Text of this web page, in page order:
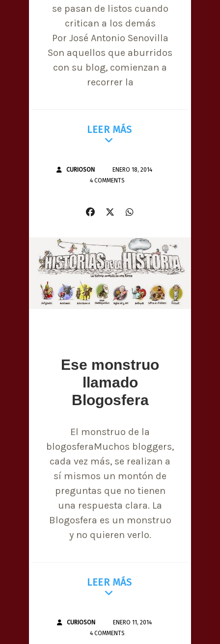
se pasan de listos cuando
critican a los demás
Por José Antonio Senovilla
Son aquellos que aburridos
con su blog, comienzan a
recorrer la
LEER MÁS
CURIOSON
ENERO 18, 2014
4 COMMENTS
Ese monstruo
llamado
Blogosfera
El monstruo de la
blogosferaMuchos bloggers,
cada vez más, se realizan a
sí mismos un montón de
preguntas que no tienen
una respuesta clara. La
Blogosfera es un monstruo
y no quieren verlo.
LEER MÁS
CURIOSON
ENERO 11, 2014
4 COMMENTS